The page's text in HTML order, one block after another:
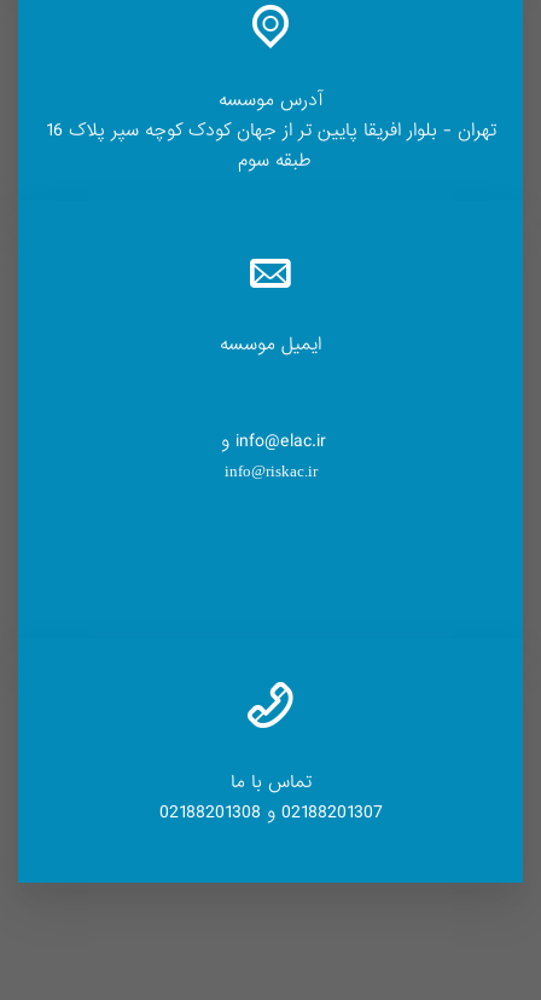
آدرس موسسه
تهران - بلوار افریقا پایین تر از جهان کودک کوچه سپر پلاک 16
طبقه سوم
ایمیل موسسه
info@elac.ir و
info@riskac.ir
تماس با ما
02188201307 و 02188201308